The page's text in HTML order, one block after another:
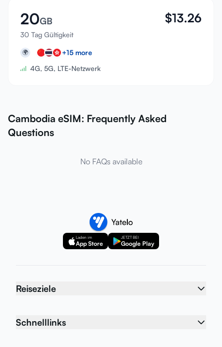
20GB
30 Tag Gültigkeit
$13.26
🌍 +15 more
4G, 5G, LTE-Netzwerk
Cambodia eSIM: Frequently Asked
Questions
No FAQs available
Laden im
App Store
JETZT BEI
Google Play
Reiseziele
Schnelllinks